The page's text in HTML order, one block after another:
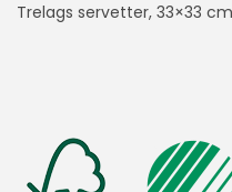
Trelags servetter, 33×33